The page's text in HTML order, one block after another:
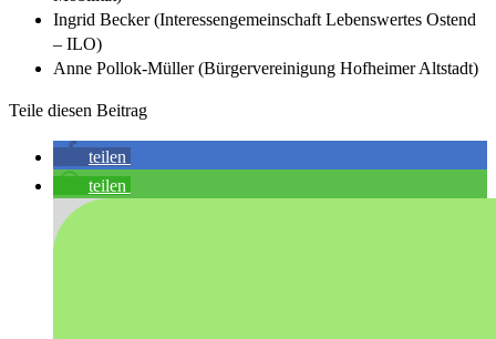
Ingrid Becker (Interessengemeinschaft Lebenswertes Ostend
– ILO)
Anne Pollok-Müller (Bürgervereinigung Hofheimer Altstadt)
Teile diesen Beitrag
teilen
teilen